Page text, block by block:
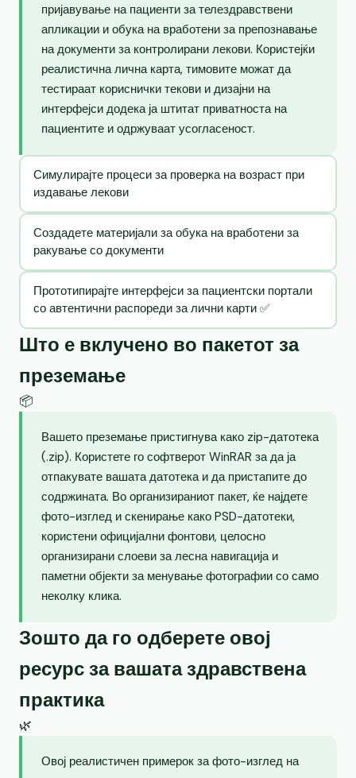
пријавување на пациенти за телездравствени
апликации и обука на вработени за препознавање
на документи за контролирани лекови. Користејќи
реалистична лична карта, тимовите можат да
тестираат кориснички текови и дизајни на
интерфејси додека ја штитат приватноста на
пациентите и одржуваат усогласеност.
Симулирајте процеси за проверка на возраст при
издавање лекови
Создадете материјали за обука на вработени за
ракување со документи
Прототипирајте интерфејси за пациентски портали
со автентични распореди за лични карти ✅
Што е вклучено во пакетот за
преземање
📦
Вашето преземање пристигнува како zip-датотека
(.zip). Користете го софтверот WinRAR за да ја
отпакувате вашата датотека и да пристапите до
содржината. Во организираниот пакет, ќе најдете
фото-изглед и скенирање како PSD-датотеки,
користени официјални фонтови, целосно
организирани слоеви за лесна навигација и
паметни објекти за менување фотографии со само
неколку клика.
Зошто да го одберете овој
ресурс за вашата здравствена
практика
🌿
Овој реалистичен примерок за фото-изглед на